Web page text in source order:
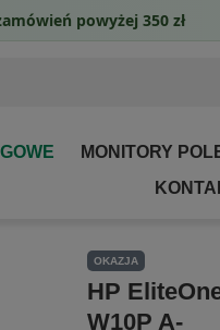
MONITORY
OKAZJA
HP
W10P A-
powyżej 350 zł